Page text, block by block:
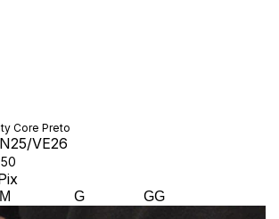
Core Preto
VE26
M G GG